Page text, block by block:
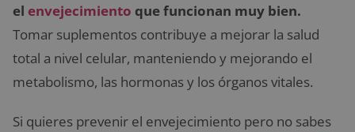
el envejecimiento que funcionan muy bien.
Tomar suplementos contribuye a mejorar la salud
total a nivel celular, manteniendo y mejorando el
metabolismo, las hormonas y los órganos vitales.
Si quieres prevenir el envejecimiento pero no sabes